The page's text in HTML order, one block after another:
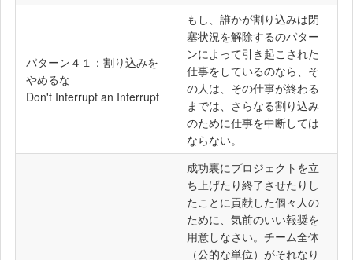
パターン４１：割り込みを
やめるな
Don't Interrupt an Interrupt
もし、誰かが割り込みは閉
塞状況を解除するのパター
ンによって引き起こされた
仕事をしているのなら、そ
の人は、その仕事が終わる
までは、さらなる割り込み
のために仕事を中断しては
ならない。
成功裏にプロジェクトを立
ち上げたり終了させたりし
たことに貢献した個々人の
ために、気前のいい報奨を
用意しなさい。チーム全体
（公的な単位）がそれなり